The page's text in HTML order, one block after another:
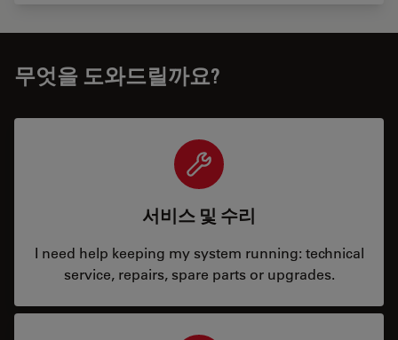
무엇을 도와드릴까요?
서비스 및 수리
I need help keeping my system running: technical
service, repairs, spare parts or upgrades.